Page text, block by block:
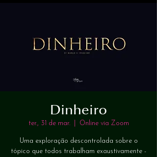
Dinheiro
ter., 31 de mar.
  |
Online via Zoom
Uma exploração descontrolada sobre o
tópico que todos trabalham exaustivamente -